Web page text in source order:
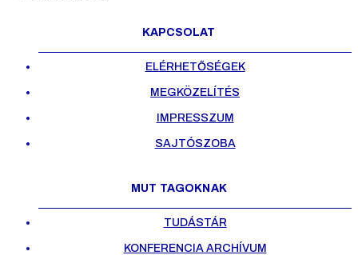
KAPCSOLAT
ELÉRHETŐSÉGEK
MEGKÖZELÍTÉS
IMPRESSZUM
SAJTÓSZOBA
MUT TAGOKNAK
TUDÁSTÁR
KONFERENCIA ARCHÍVUM